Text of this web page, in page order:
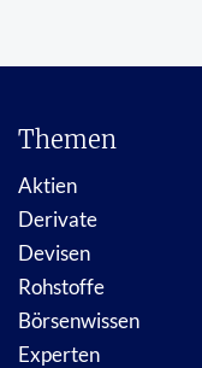
Themen
Aktien
Derivate
Devisen
Rohstoffe
Börsenwissen
Experten